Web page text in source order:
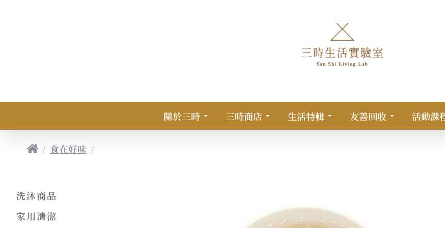
關於三時 三時商店 生活特輯 友善回收 活動課
食在好味
洗沐商品
家用清潔